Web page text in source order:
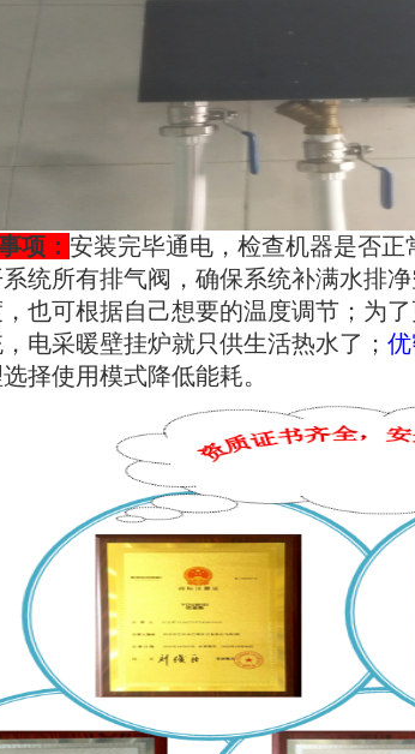
项 ： 安装完毕通电，检查机器是否
统所有排气阀，确保系统补满水排
也可根据自己想要的温度调节；为
电采暖壁挂炉就只供生活热水了；
择使用模式降低能耗。